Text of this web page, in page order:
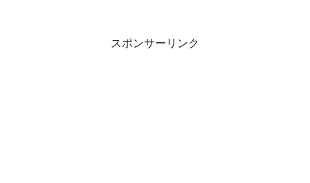
スポンサーリンク